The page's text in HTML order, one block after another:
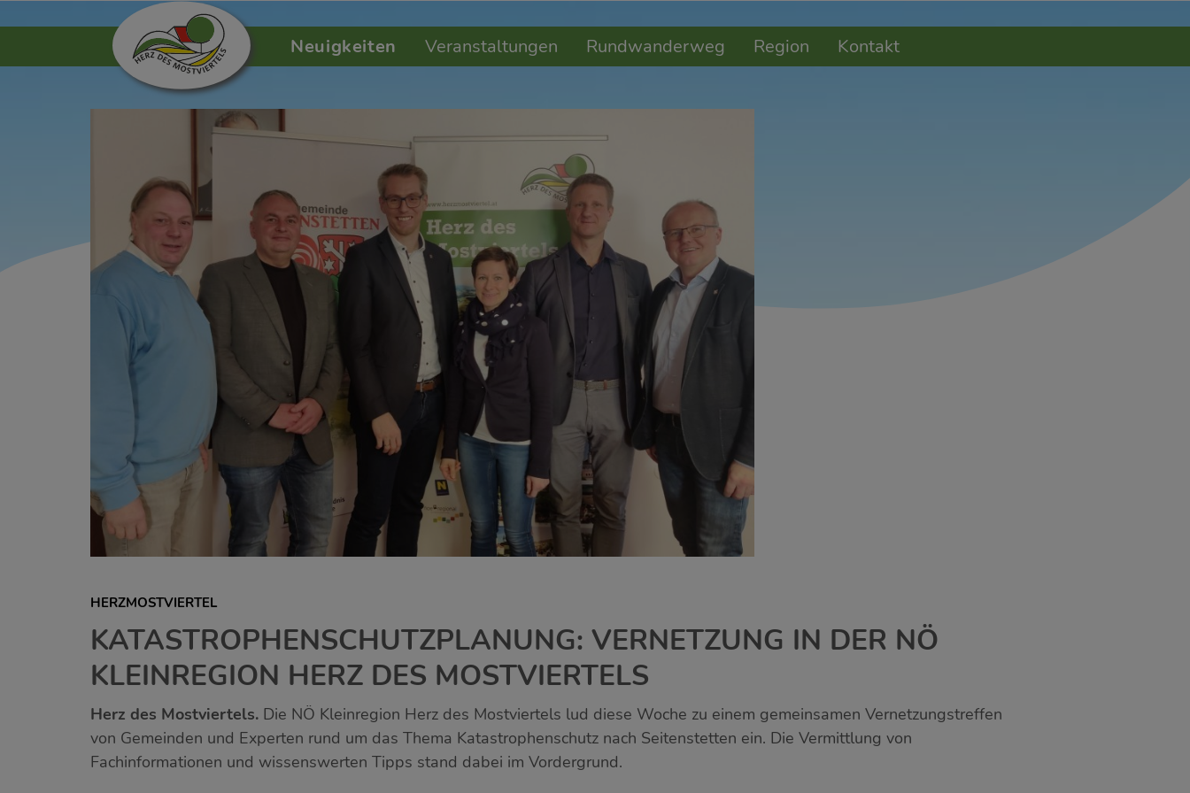
Neuigkeiten Veranstaltungen Rundwanderweg Region Kontakt
HERZMOSTVIERTEL
KATASTROPHENSCHUTZPLANUNG: VERNETZUNG IN DER NÖ
KLEINREGION HERZ DES MOSTVIERTELS
Herz des Mostviertels. Die NÖ Kleinregion Herz des Mostviertels lud diese Woche zu einem gemeinsamen Vernetzungstreffen
von Gemeinden und Experten rund um das Thema Katastrophenschutz nach Seitenstetten ein. Die Vermittlung von
Fachinformationen und wissenswerten Tipps stand dabei im Vordergrund.